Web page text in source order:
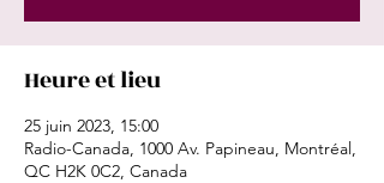
Heure et lieu
25 juin 2023, 15:00
Radio-Canada, 1000 Av. Papineau, Montréal,
QC H2K 0C2, Canada